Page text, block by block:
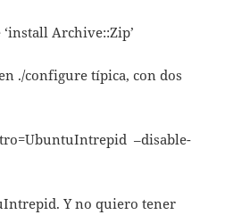
Archive::Zip’
./configure típica, con dos
–disable-
Y no quiero tener